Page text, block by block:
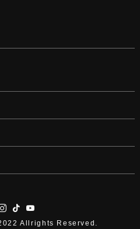
Allrights Reserved.